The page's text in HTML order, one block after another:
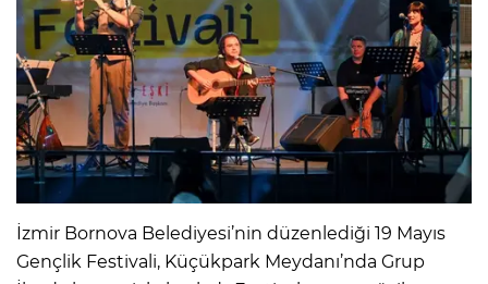
İzmir Bornova Belediyesi’nin düzenlediği 19 Mayıs
Gençlik Festivali, Küçükpark Meydanı’nda Grup